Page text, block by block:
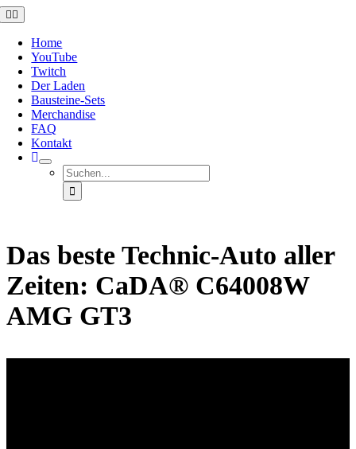
Zum
Inhalt
springen
Toggle
Navigation
Home
YouTube
Twitch
Der Laden
Bausteine-Sets
Merchandise
FAQ
Kontakt
Suche
nach:
Das beste Technic-Auto aller
Zeiten: CaDA® C64008W
AMG GT3